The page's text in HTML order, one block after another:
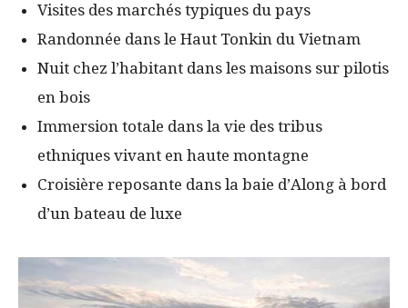
Visites des marchés typiques du pays
Randonnée dans le Haut Tonkin du Vietnam
Nuit chez l’habitant dans les maisons sur pilotis
en bois
Immersion totale dans la vie des tribus
ethniques vivant en haute montagne
Croisière reposante dans la baie d’Along à bord
d’un bateau de luxe